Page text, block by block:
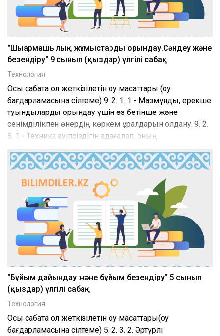
"Шығармашылық жұмыстарды орындау.Сәндеу және
безендіру" 9 сынып (қыздар) үлгілі сабақ
Технология
Осы сабақта қол жеткізілетін оқу мақсаттары (оқу
бағдарламасына сілтеме) 9. 2. 1. 1 - Мазмұнды, ерекше
туындыларды орындау үшін өз бетінше және
сенімділікпен өнердің көркем құралдарын қолдану. 9. 2.
6. 1 - Техника қауіпсіздігін қадағалап, оның
"Бұйым дайындау және бұйым безендіру" 5 сынып
(қыздар) үлгілі сабақ
Технология
Осы сабақта қол жеткізілетін оқу мақсаттары(оқу
бағдарламасына сілтеме) 5. 2. 3. 2. Әртүрлі